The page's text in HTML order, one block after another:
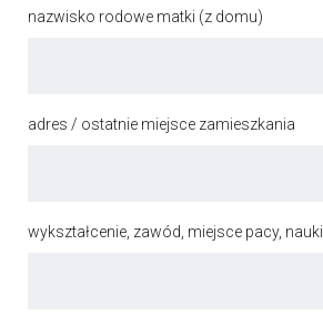
nazwisko rodowe matki (z domu)
adres / ostatnie miejsce zamieszkania
wykształcenie, zawód, miejsce pacy, nauki